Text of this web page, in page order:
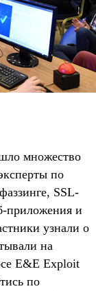
множество
по
SSL-
приложения и
узнали о
на
E&E Exploit
по